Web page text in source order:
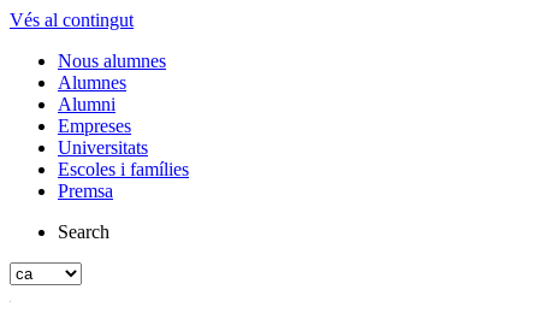
Vés al contingut
Nous alumnes
Alumnes
Alumni
Empreses
Universitats
Escoles i famílies
Premsa
Search